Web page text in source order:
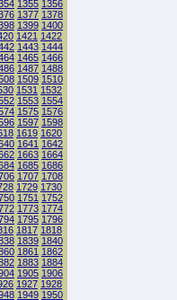
1355 1356
1377 1378
1399 1400
1421 1422
1443 1444
1465 1466
1487 1488
1509 1510
1531 1532
1553 1554
1575 1576
1597 1598
1619 1620
1641 1642
1663 1664
1685 1686
1707 1708
1729 1730
1751 1752
1773 1774
1795 1796
1817 1818
1839 1840
1861 1862
1883 1884
1905 1906
1927 1928
1949 1950